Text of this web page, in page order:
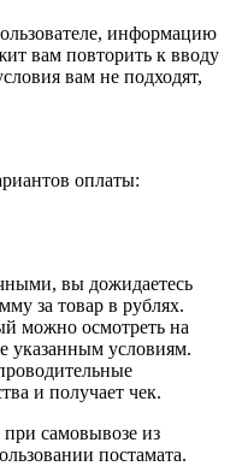
информацию
вам повторить к вводу
вам не подходят,
оплаты:
вы дожидаетесь
за товар в рублях.
можно осмотреть на
указанным условиям.
и получает чек.
самовывозе из
постамата.